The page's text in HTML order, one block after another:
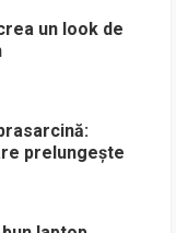
un look de
prelungește